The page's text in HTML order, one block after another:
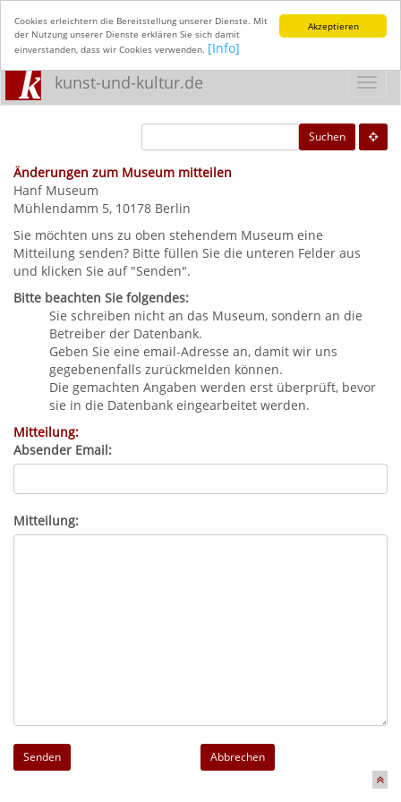
Akzeptieren
Cookies erleichtern die Bereitstellung unserer Dienste. Mit
der Nutzung unserer Dienste erklären Sie sich damit
einverstanden, dass wir Cookies verwenden. [Info]
kunst-und-kultur.de
Suchen
Änderungen zum Museum mitteilen
Hanf Museum
Mühlendamm 5, 10178 Berlin
Sie möchten uns zu oben stehendem Museum eine
Mitteilung senden? Bitte füllen Sie die unteren Felder aus
und klicken Sie auf "Senden".
Bitte beachten Sie folgendes:
Sie schreiben nicht an das Museum, sondern an die
Betreiber der Datenbank.
Geben Sie eine email-Adresse an, damit wir uns
gegebenenfalls zurückmelden können.
Die gemachten Angaben werden erst überprüft, bevor
sie in die Datenbank eingearbeitet werden.
Mitteilung:
Absender Email:
Mitteilung:
Abbrechen